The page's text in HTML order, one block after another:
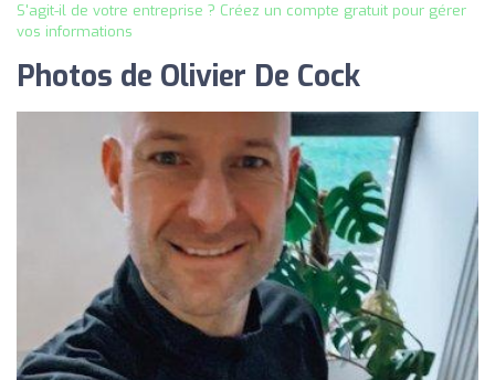
S'agit-il de votre entreprise ? Créez un compte gratuit pour gérer
vos informations
Photos de Olivier De Cock